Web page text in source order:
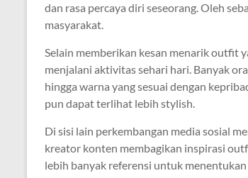
dan rasa percaya diri seseorang. Oleh
masyarakat.
Selain memberikan kesan menarik outfit
menjalani aktivitas sehari hari. Banyak
hingga warna yang sesuai dengan
pun dapat terlihat lebih stylish.
Di sisi lain perkembangan media sosial
kreator konten membagikan inspirasi
lebih banyak referensi untuk